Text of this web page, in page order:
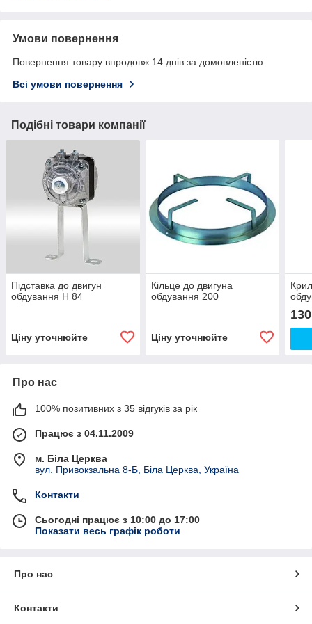
Умови повернення
Повернення товару впродовж 14 днів за домовленістю
Всі умови повернення
Подібні товари компанії
Підставка до двигун
обдування H 84
Ціну уточнюйте
Кільце до двигуна
обдування 200
Ціну уточнюйте
130
Про нас
100% позитивних з 35 відгуків за рік
Працює з 04.11.2009
м. Біла Церква
вул. Привокзальна 8-Б, Біла Церква, Україна
Контакти
Сьогодні працює з 10:00 до 17:00
Показати весь графік роботи
Про нас
Контакти